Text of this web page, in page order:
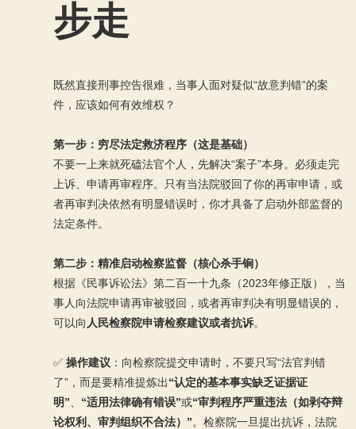
步走
既然直接刑事控告很难，当事人面对疑似“故意判错”的案
件，应该如何有效维权？
第一步：穷尽法定救济程序（这是基础）
不要一上来就死磕法官个人，先解决“案子”本身。必须走完
上诉、申请再审程序。只有当法院驳回了你的再审申请，或
者再审判决依然有明显错误时，你才具备了启动外部监督的
法定条件。
第二步：精准启动检察监督（核心杀手锏）
根据《民事诉讼法》第二百一十九条（2023年修正版），当
事人向法院申请再审被驳回，或者再审判决有明显错误的，
可以向 人民检察院申请检察建议或者抗诉。
✅ 操作建议 ：向检察院提交申请时，不要只写“法官判错
了”，而是要精准提炼出“认定的基本事实缺乏证据证
明”
“适用法律确有错误”或“审判程序严重违法（如剥夺辩
论权利、审判组织不合法）”。检察院一旦提出抗诉，法院